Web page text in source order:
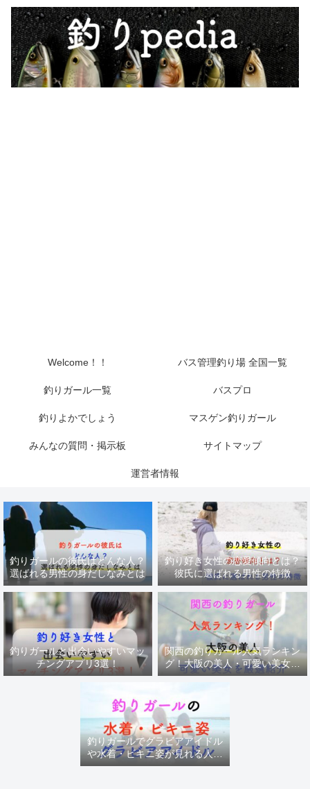
Welcome！！ バス管理釣り場 全国一覧
釣りガール一覧 バスプロ
釣りよかでしょう マスゲン釣りガール
みんなの質問・掲示板 サイトマップ
運営者情報
釣りガールの彼氏はどんな人？
選ばれる男性の身だしなみとは
釣り好き女性の恋愛傾向とは？
彼氏に選ばれる男性の特徴
釣りガールと出会いやすいマッ
チングアプリ3選！
関西の釣りガール人気ランキン
グ！大阪の美人・可愛い美女を
厳選紹介
釣りガールでグラビアアイドル
や水着・ビキニ姿が見れる人気
チャンネル